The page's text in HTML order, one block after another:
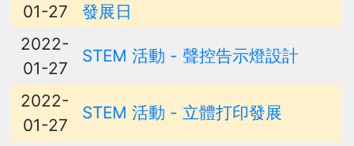
01-27
發展日
2022-
01-27
STEM 活動 - 聲控告示燈設計
2022-
01-27
STEM 活動 - 立體打印發展